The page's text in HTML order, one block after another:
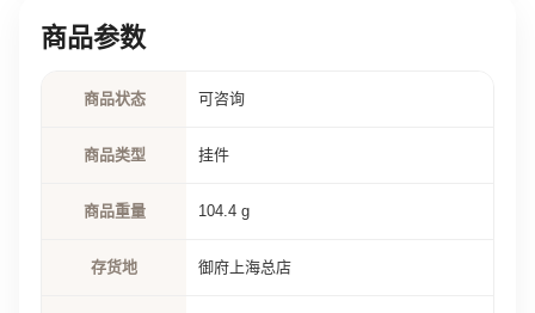
商品参数
商品状态 可咨询
商品类型 挂件
商品重量 104.4 g
存货地 御府上海总店